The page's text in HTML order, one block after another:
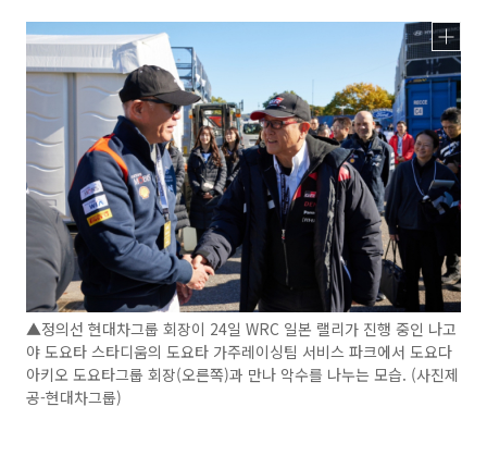
▲정의선 현대차그룹 회장이 24일 WRC 일본 랠리가 진행 중인 나고
야 도요타 스타디움의 도요타 가주레이싱팀 서비스 파크에서 도요다
아키오 도요타그룹 회장(오른쪽)과 만나 악수를 나누는 모습. (사진제
공-현대차그룹)